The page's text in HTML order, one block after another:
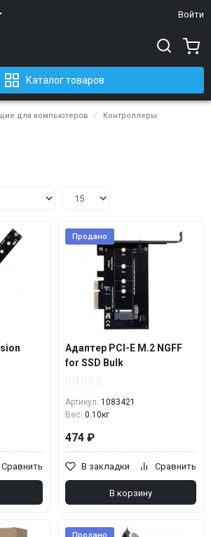
Войти
Каталог товаров
для компьютеров
Контроллеры
Сравнить
Продано
Адаптер PCI-E M.2 NGFF
for SSD Bulk
Артикул: 1083421
Вес: 0.10кг
474 ₽
В закладки Сравнить
В корзину